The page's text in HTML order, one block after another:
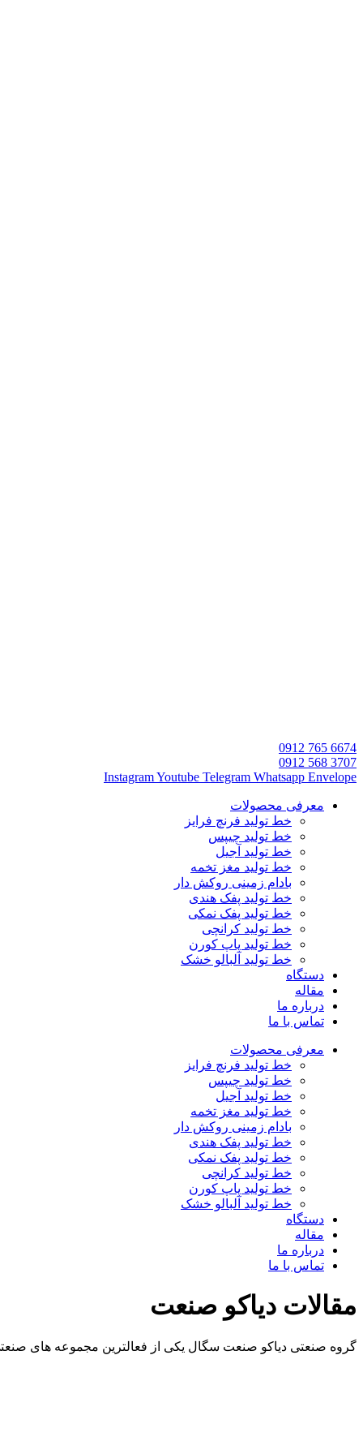
6674 765 0912
3707 568 0912
InstagramYoutube Telegram Whatsapp Envelope
معرفی محصولات
خط تولید فرنچ فرایز
خط تولید چیپس
خط تولید آجیل
خط تولید مغز تخمه
بادام زمینی روکش دار
خط تولید پفک هندی
خط تولید پفک نمکی
خط تولید کرانچی
خط تولید پاپ کورن
خط تولید آلبالو خشک
دستگاه
مقاله
درباره ما
تماس با ما
معرفی محصولات
خط تولید فرنچ فرایز
خط تولید چیپس
خط تولید آجیل
خط تولید مغز تخمه
بادام زمینی روکش دار
خط تولید پفک هندی
خط تولید پفک نمکی
خط تولید کرانچی
خط تولید پاپ کورن
خط تولید آلبالو خشک
دستگاه
مقاله
درباره ما
تماس با ما
مقالات دیاکو صنعت
گروه صنعتی دیاکو صنعت سگال یکی از فعالترین مجموعه های